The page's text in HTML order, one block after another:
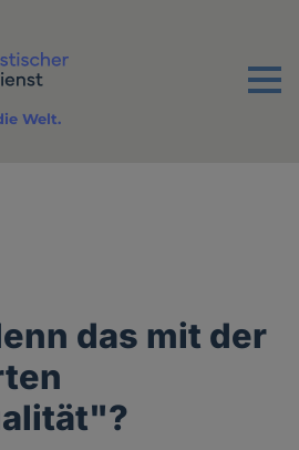
Menu
Welt.
das mit der